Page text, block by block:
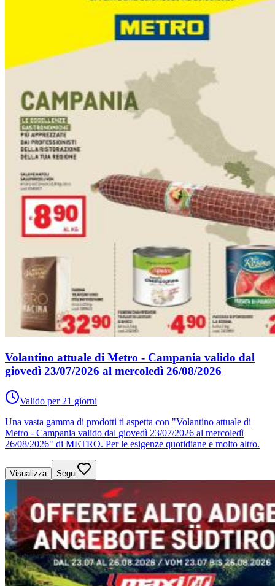
Volantino attuale di Metro - Campania valido dal
giovedì 23/07/2026 al mercoledì 26/08/2026
Valido per 21 giorni
Una vasta gamma di prodotti ti aspetta con "Volantino attuale di
Metro - Campania valido dal giovedì 23/07/2026 al mercoledì
26/08/2026" di METRO. Per le esigenze quotidiane e molto altro.
Visualizza Segui